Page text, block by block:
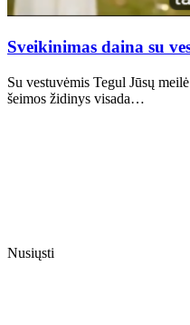
Sveikinimas daina su
Su vestuvėmis Tegul Jūsų
šeimos židinys visada…
Nusiųsti